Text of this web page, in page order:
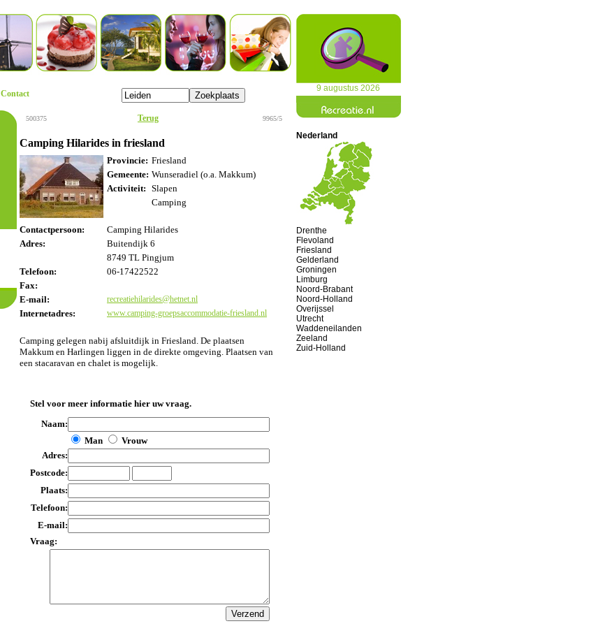
Contact
9 augustus 2026
500375 Terug 9965/5
Camping Hilarides in friesland
Provincie: Friesland
Gemeente: Wunseradiel (o.a. Makkum)
Activiteit: Slapen
Camping
Contactpersoon:
Camping Hilarides
Adres:
Buitendijk 6
8749 TL Pingjum
Telefoon:
06-17422522
Fax:
E-mail:
recreatiehilarides@hetnet.nl
Internetadres: www.camping-groepsaccommodatie-friesland.nl
Camping gelegen nabij afsluitdijk in Friesland. De plaatsen
Makkum en Harlingen liggen in de direkte omgeving. Plaatsen van
een stacaravan en chalet is mogelijk.
Stel voor meer informatie hier uw vraag.
Naam:
Man
Vrouw
Adres:
Postcode:
Plaats:
Telefoon:
E-mail:
Vraag:
Nederland
Drenthe
Flevoland
Friesland
Gelderland
Groningen
Limburg
Noord-Brabant
Noord-Holland
Overijssel
Utrecht
Waddeneilanden
Zeeland
Zuid-Holland